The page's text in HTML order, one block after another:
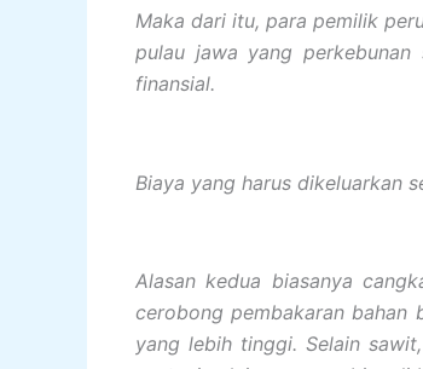
Maka dari itu, para pemilik
pulau jawa yang perkebunan
finansial.
Biaya yang harus dikeluarkan
Alasan kedua biasanya
cerobong pembakaran bahan
yang lebih tinggi. Selain